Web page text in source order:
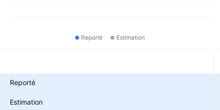
Reporté Estimation
Reporté
Estimation